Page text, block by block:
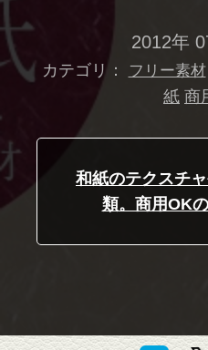
2012年
カテゴリ： フリー素材
紙 商
和紙のテクスチ
類。商用OK